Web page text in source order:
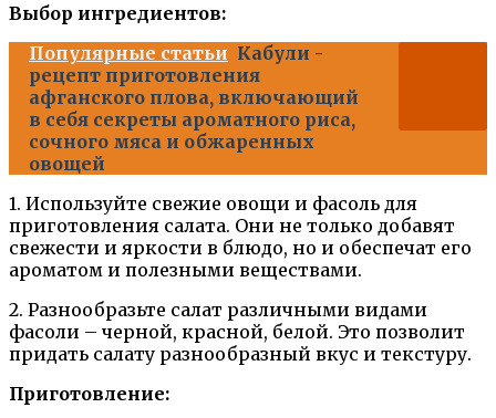
Выбор ингредиентов:
Популярные статьи Кабули -
рецепт приготовления
афганского плова, включающий
в себя секреты ароматного риса,
сочного мяса и обжаренных
овощей
1. Используйте свежие овощи и фасоль для
приготовления салата. Они не только добавят
свежести и яркости в блюдо, но и обеспечат его
ароматом и полезными веществами.
2. Разнообразьте салат различными видами
фасоли – черной, красной, белой. Это позволит
придать салату разнообразный вкус и текстуру.
Приготовление: